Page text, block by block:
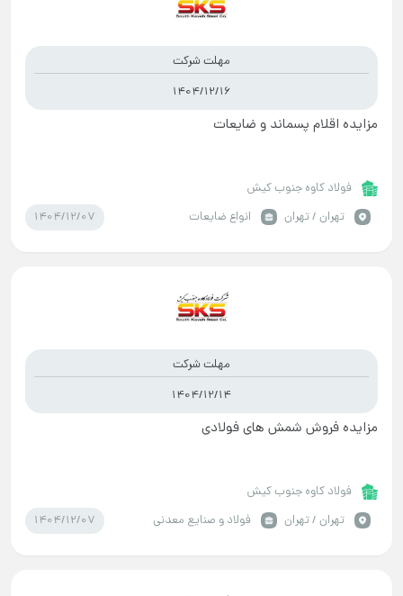
مهلت شرکت
1404/12/16
مزایده اقلام پسماند و ضایعات
فولاد کاوه جنوب کیش
تهران / تهران
انواع ضایعات 1404/12/07
مهلت شرکت
1404/12/14
مزایده فروش شمش های فولادی
فولاد کاوه جنوب کیش
تهران / تهران
فولاد و صنایع معدنی 1404/12/07